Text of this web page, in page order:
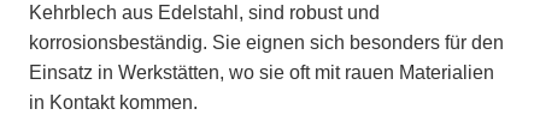
Kehrblech aus Edelstahl, sind robust und
korrosionsbeständig. Sie eignen sich besonders für den
Einsatz in Werkstätten, wo sie oft mit rauen Materialien
in Kontakt kommen.